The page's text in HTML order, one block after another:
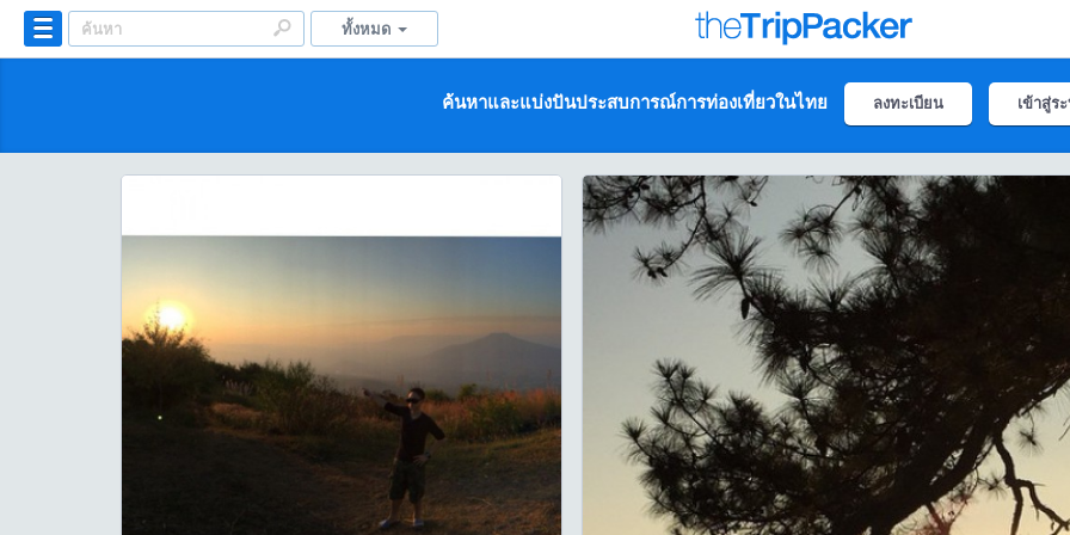
ทั้งหมด
ค้นหาและแบ่งปันประสบการณ์การท่องเที่ยวในไทย ลงทะเบียน เข้าสู่ร